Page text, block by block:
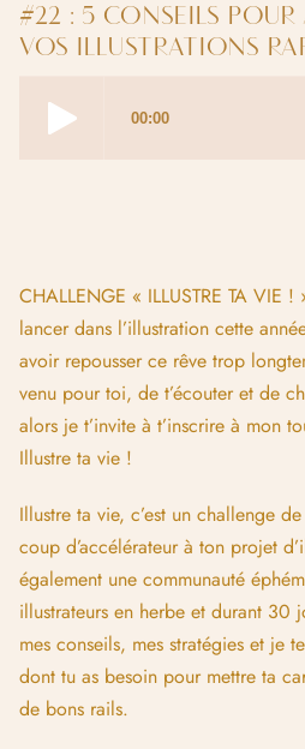
#22 : 5 CONSEILS
VOS ILLUSTRATIONS
CHALLENGE « ILLUSTRE TA VIE
lancer dans l’illustration cette
avoir repousser ce rêve trop
venu pour toi, de t’écouter et de
alors je t’invite à t’inscrire à mon
Illustre ta vie !
Illustre ta vie, c’est un challenge
coup d’accélérateur à ton projet
également une communauté
illustrateurs en herbe et durant 30
mes conseils, mes stratégies et je
dont tu as besoin pour mettre ta
de bons rails.